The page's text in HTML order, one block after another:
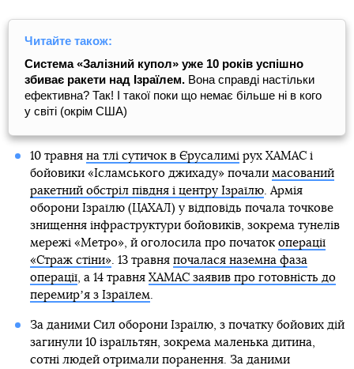
Читайте також:
Система «Залізний купол» уже 10 років успішно
збиває ракети над Ізраїлем. Вона справді настільки
ефективна? Так! І такої поки що немає більше ні в кого
у світі (окрім США)
10 травня на тлі сутичок в Єрусалимірух ХАМАС і
бойовики «Ісламського джихаду» почали масований
ракетний обстріл півдня і центру Ізраїлю. Армія
оборони Ізраїлю (ЦАХАЛ) у відповідь почала точкове
знищення інфраструктури бойовиків, зокрема тунелів
мережі «Метро», й оголосила про початок операції
«Страж стіни». 13 травня почалася наземна фаза
операції, а 14 травня ХАМАС заявив про готовність до
перемирʼя з Ізраїлем.
За даними Сил оборони Ізраїлю, з початку бойових дій
загинули 10 ізраїльтян, зокрема маленька дитина,
сотні людей отримали поранення. За даними